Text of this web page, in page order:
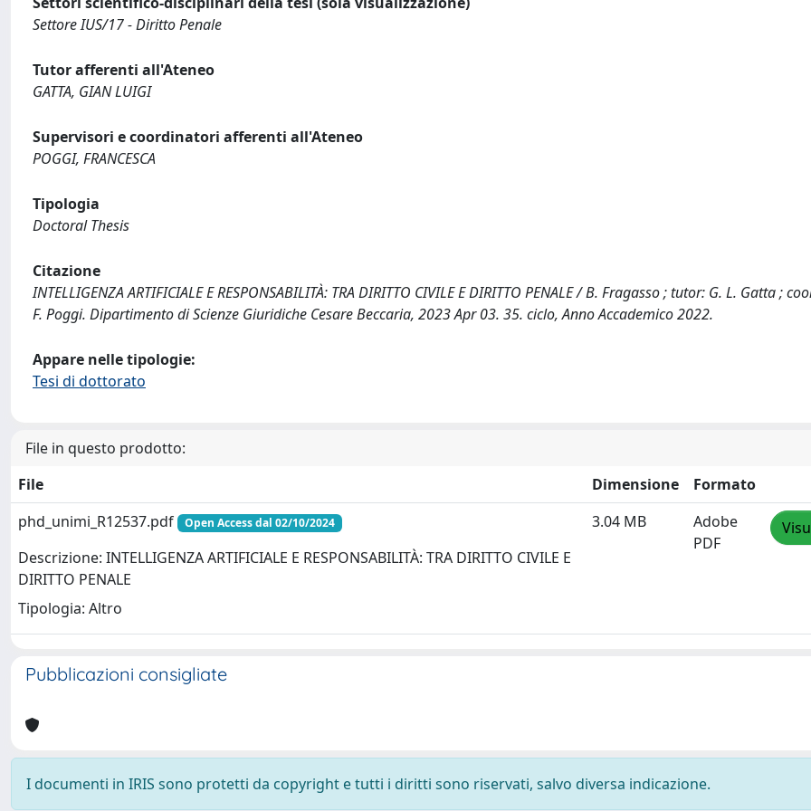
Settore IUS/17 - Diritto Penale
Tutor afferenti all'Ateneo
GATTA, GIAN LUIGI
Supervisori e coordinatori afferenti all'Ateneo
POGGI, FRANCESCA
Tipologia
Doctoral Thesis
Citazione
INTELLIGENZA ARTIFICIALE E RESPONSABILITÀ: TRA DIRITTO CIVILE E DIRITTO PENALE / B. Fragasso ; tutor: G. L. Gatta ;
F. Poggi. Dipartimento di Scienze Giuridiche Cesare Beccaria, 2023 Apr 03. 35. ciclo, Anno Accademico 2022.
Appare nelle tipologie:
Tesi di dottorato
File in questo prodotto:
File
Dimensione
Formato
phd_unimi_R12537.pdf
Open Access dal 02/10/2024
Descrizione: INTELLIGENZA ARTIFICIALE E RESPONSABILITÀ: TRA DIRITTO CIVILE E
DIRITTO PENALE
Tipologia: Altro
3.04 MB
Adobe
PDF
Pubblicazioni consigliate
I documenti in IRIS sono protetti da copyright e tutti i diritti sono riservati, salvo diversa indicazione.